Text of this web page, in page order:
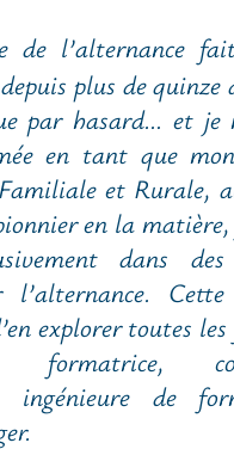
de l’alternance
plus de quinze
par hasard… et je
en tant que
et Rurale,
en la
dans
l’alternance.
explorer toutes
ingénieure de